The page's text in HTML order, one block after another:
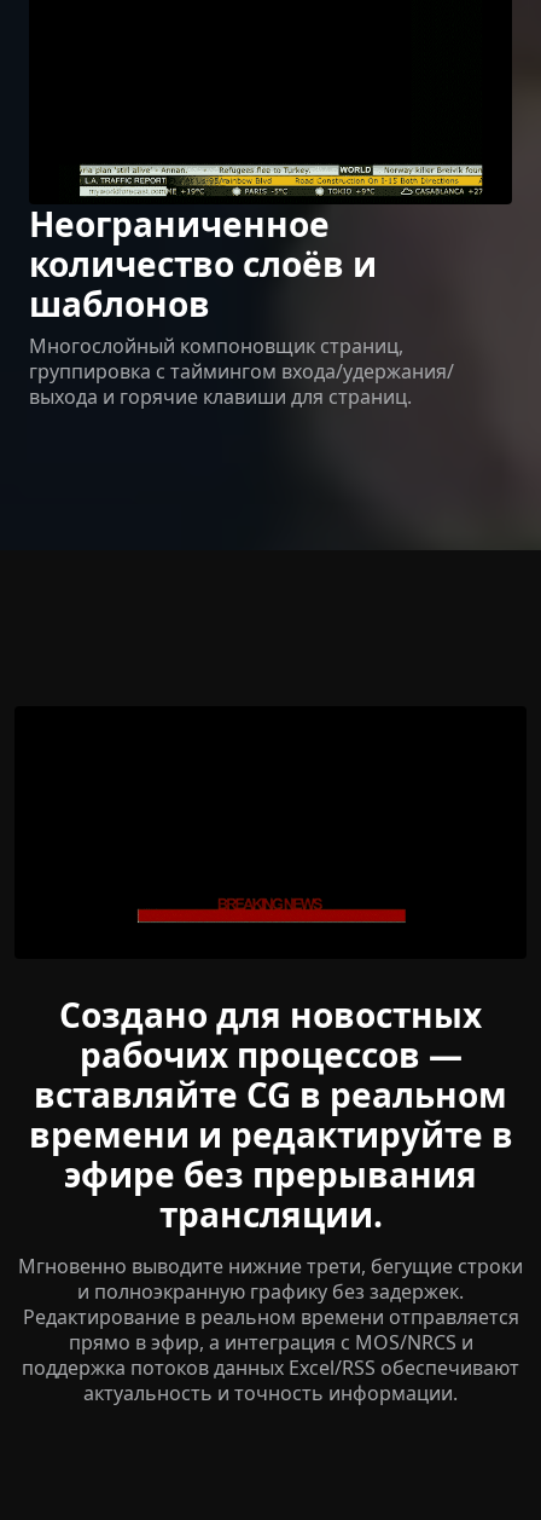
Неограниченное
количество слоёв и
шаблонов
Многослойный компоновщик страниц,
группировка с таймингом входа/удержания/
выхода и горячие клавиши для страниц.
Создано для новостных
рабочих процессов —
вставляйте CG в реальном
времени и редактируйте в
эфире без прерывания
трансляции.
Мгновенно выводите нижние трети, бегущие строки
и полноэкранную графику без задержек.
Редактирование в реальном времени отправляется
прямо в эфир, а интеграция с MOS/NRCS и
поддержка потоков данных Excel/RSS обеспечивают
актуальность и точность информации.